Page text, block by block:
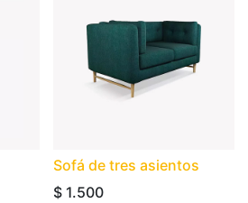
Sofá de tres asientos
$ 1.500